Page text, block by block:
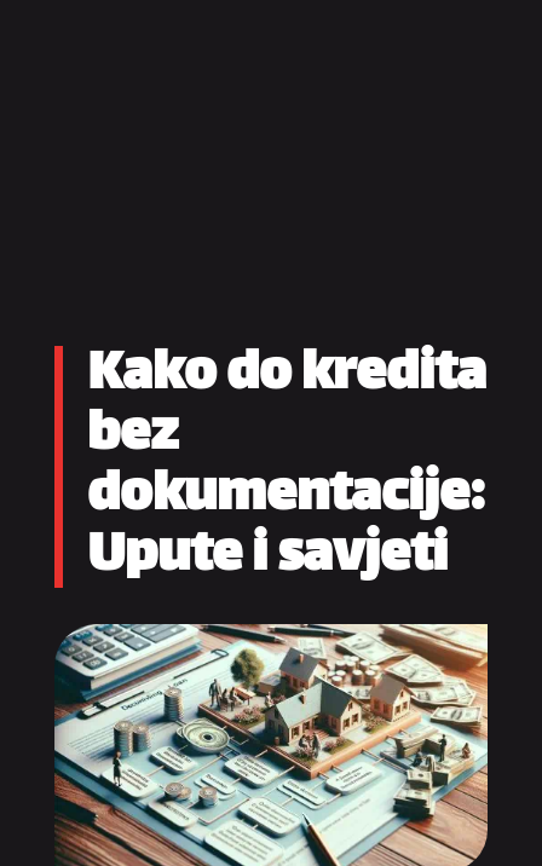
Kako do kredita
bez
dokumentacije:
Upute i savjeti